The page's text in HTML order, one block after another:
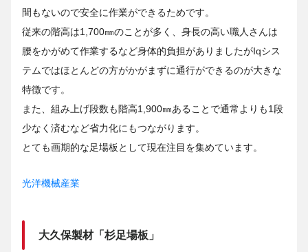
間もないので安全に作業ができるためです。
従来の階高は1,700㎜のことが多く、身長の高い職人さんは
腰をかがめて作業するなど身体的負担がありましたがIqシス
テムではほとんどの方がかがまずに通行ができるのが大きな
特徴です。
また、組み上げ段数も階高1,900㎜あることで通常よりも1段
少なく済むなど省力化にもつながります。
とても画期的な足場板として現在注目を集めています。
光洋機械産業
大久保製材「杉足場板」